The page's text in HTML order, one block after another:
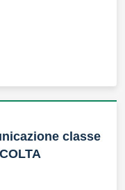
classe